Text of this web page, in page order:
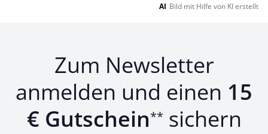
AI Bild mit Hilfe von KI erstellt
Zum Newsletter
anmelden und einen 15
€ Gutschein** sichern